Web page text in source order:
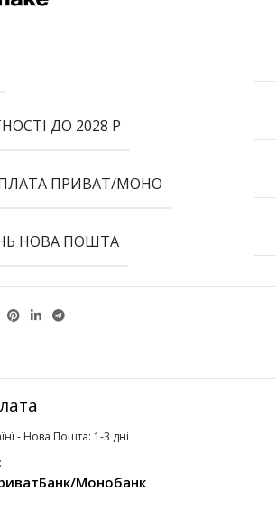
ДО 2028 Р
ПРИВАТ/МОНО
НОВА ПОШТА
- Нова Пошта: 1-3 дні
Монобанк